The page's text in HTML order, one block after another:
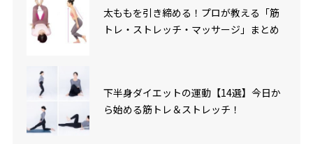
太ももを引き締める！プロが教える「筋
トレ・ストレッチ・マッサージ」まとめ
下半身ダイエットの運動【14選】今日か
ら始める筋トレ＆ストレッチ！